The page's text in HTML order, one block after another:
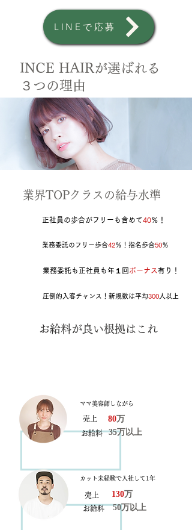
LINEで応募
INCE HAIRが選ばれる
３つの理由
​業界TOPクラスの給与水準
正社員の歩合がフリーも含めて40％！
業務委託のフリー歩合42％！指名歩合50％
業務委託も正社員も年１回 ボーナス有り！
​圧倒的入客チャンス！新規数は平均300 人以上
​お給料が良い根拠はこれ
ママ美容師しながら
売上
お給料
80万
35万以上
カット未経験で入社して1年
売上 130万
お給料 50万以上